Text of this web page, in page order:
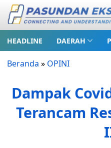
HEADLINE DAERAH
Beranda » OPINI
Dampak
Terancam